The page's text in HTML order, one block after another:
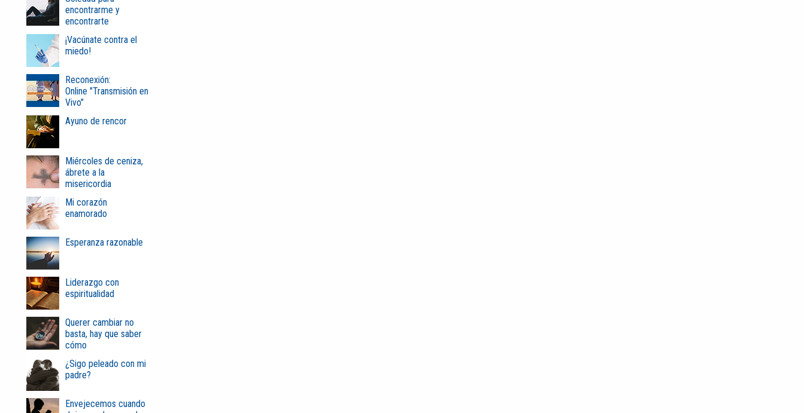
encontrarme y
encontrarte
¡Vacúnate contra el
miedo!
Reconexión:
Online "Transmisión en
Vivo"
Ayuno de rencor
Miércoles de ceniza,
ábrete a la
misericordia
Mi corazón
enamorado
Esperanza razonable
Liderazgo con
espiritualidad
Querer cambiar no
basta, hay que saber
cómo
¿Sigo peleado con mi
padre?
Envejecemos cuando